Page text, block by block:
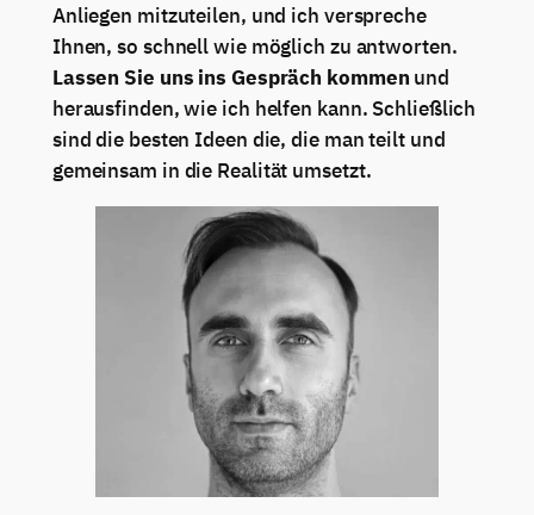
Anliegen mitzuteilen, und ich verspreche
Ihnen, so schnell wie möglich zu antworten.
Lassen Sie uns ins Gespräch kommen und
herausfinden, wie ich helfen kann. Schließlich
sind die besten Ideen die, die man teilt und
gemeinsam in die Realität umsetzt.